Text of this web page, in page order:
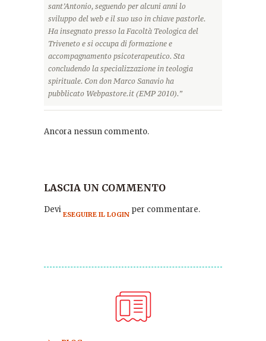
sant’Antonio, seguendo per alcuni anni lo
sviluppo del web e il suo uso in chiave pastorle.
Ha insegnato presso la Facoltà Teologica del
Triveneto e si occupa di formazione e
accompagnamento psicoterapeutico. Sta
concludendo la specializzazione in teologia
spirituale. Con don Marco Sanavio ha
pubblicato Webpastore.it (EMP 2010).”
Ancora nessun commento.
LASCIA UN COMMENTO
Devi ESEGUIRE IL LOGIN per commentare.